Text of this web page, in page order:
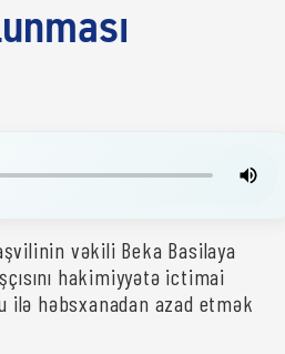
vəkili Beka Basilaya
hakimiyyətə ictimai
ilə həbsxanadan azad etmək